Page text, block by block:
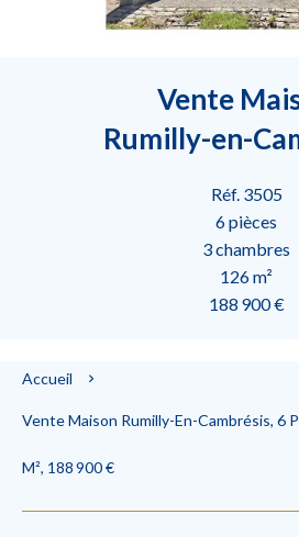
Vente
Rumilly-en-
Réf. 3505
6 pièces
3 chambres
126 m²
188 900 €
Accueil
Vente Maison Rumilly-En-Cambrésis, 6
M², 188 900 €